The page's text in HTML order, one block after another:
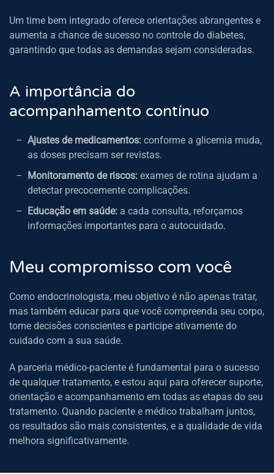
Um time bem integrado oferece orientações abrangentes e
aumenta a chance de sucesso no controle do diabetes,
garantindo que todas as demandas sejam consideradas.
A importância do
acompanhamento contínuo
Ajustes de medicamentos: conforme a glicemia muda,
as doses precisam ser revistas.
Monitoramento de riscos: exames de rotina ajudam a
detectar precocemente complicações.
Educação em saúde: a cada consulta, reforçamos
informações importantes para o autocuidado.
Meu compromisso com você
Como endocrinologista, meu objetivo é não apenas tratar,
mas também educar para que você compreenda seu corpo,
tome decisões conscientes e participe ativamente do
cuidado com a sua saúde.
A parceria médico-paciente é fundamental para o sucesso
de qualquer tratamento, e estou aqui para oferecer suporte,
orientação e acompanhamento em todas as etapas do seu
tratamento. Quando paciente e médico trabalham juntos,
os resultados são mais consistentes, e a qualidade de vida
melhora significativamente.